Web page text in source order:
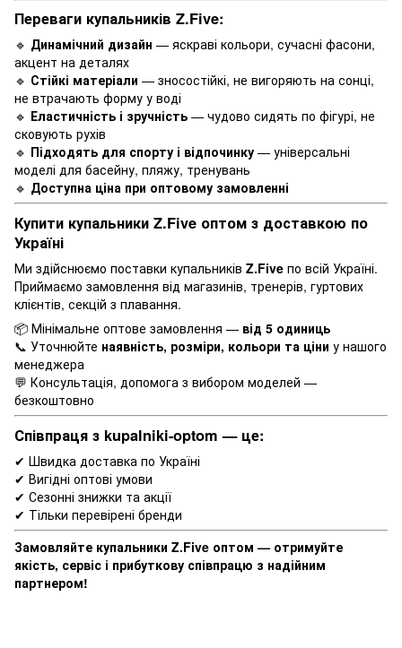
Переваги купальників Z.Five:
🔹 Динамічний дизайн — яскраві кольори, сучасні фасони,
акцент на деталях
🔹 Стійкі матеріали — зносостійкі, не вигоряють на сонці,
не втрачають форму у воді
🔹 Еластичність і зручність — чудово сидять по фігурі, не
сковують рухів
🔹 Підходять для спорту і відпочинку — універсальні
моделі для басейну, пляжу, тренувань
🔹 Доступна ціна при оптовому замовленні
Купити купальники Z.Five оптом з доставкою по
Україні
Ми здійснюємо поставки купальників Z.Five по всій Україні.
Приймаємо замовлення від магазинів, тренерів, гуртових
клієнтів, секцій з плавання.
📦 Мінімальне оптове замовлення — від 5 одиниць
📞 Уточнюйте наявність, розміри, кольори та ціни у нашого
менеджера
💬 Консультація, допомога з вибором моделей —
безкоштовно
Співпраця з kupalniki-optom — це:
✔ Швидка доставка по Україні
✔ Вигідні оптові умови
✔ Сезонні знижки та акції
✔ Тільки перевірені бренди
Замовляйте купальники Z.Five оптом — отримуйте
якість, сервіс і прибуткову співпрацю з надійним
партнером!